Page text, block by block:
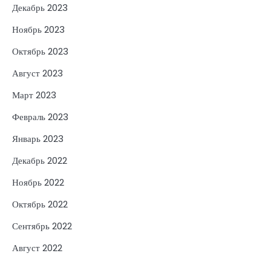
Декабрь 2023
Ноябрь 2023
Октябрь 2023
Август 2023
Март 2023
Февраль 2023
Январь 2023
Декабрь 2022
Ноябрь 2022
Октябрь 2022
Сентябрь 2022
Август 2022